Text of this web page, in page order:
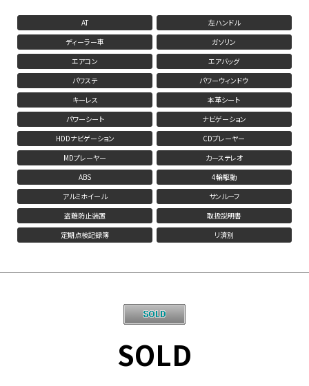
AT
左ハンドル
ディーラー車
ガソリン
エアコン
エアバッグ
パワステ
パワーウィンドウ
キーレス
本革シート
パワーシート
ナビゲーション
HDDナビゲーション
CDプレーヤー
MDプレーヤー
カーステレオ
ABS
4輪駆動
アルミホイール
サンルーフ
盗難防止装置
取扱説明書
定期点検記録簿
リ済別
SOLD